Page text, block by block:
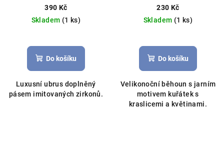
390 Kč
Skladem (1 ks)
Do košíku
Luxusní ubrus doplněný
pásem imitovaných zirkonů.
40x180cm bílý
230 Kč
Skladem (1 ks)
Do košíku
Velikonoční běhoun s jarním
motivem kuřátek s
kraslicemi a květinami.